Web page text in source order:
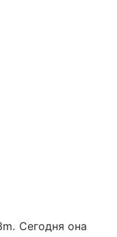
Сегодня она